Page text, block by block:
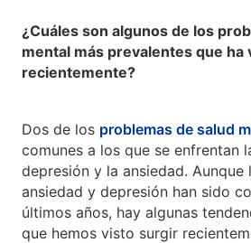
¿Cuáles son algunos de los
mental más prevalentes que ha
recientemente?
Dos de los problemas de salud
comunes a los que se enfrentan
depresión y la ansiedad. Aunque
ansiedad y depresión han sido
últimos años, hay algunas
que hemos visto surgir